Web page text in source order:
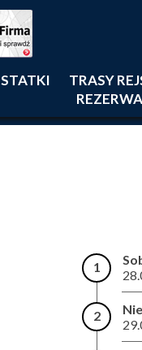
STATKI TRASY
1
2